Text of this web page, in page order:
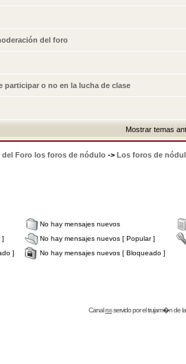
del foro
participar o no en la lucha de clase
Mostrar temas
Foro los foros de nódulo -> Los foros de
No hay mensajes nuevos
]
No hay mensajes nuevos [ Popular ]
]
No hay mensajes nuevos [ Bloqueado ]
Canalrssservido por eltrujam�nde